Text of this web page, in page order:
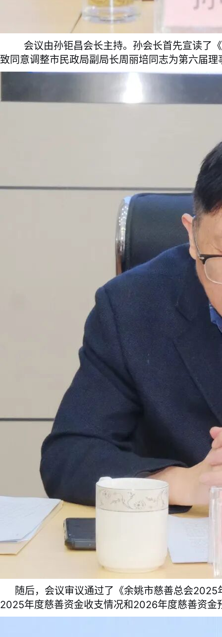
会议由孙钜昌会长主持。孙会长首先宣读了
致同意调整市民政局副局长周丽培同志为第六届
随后，会议审议通过了《余姚市慈善总会2025
2025年度慈善资金收支情况和2026年度慈善资金